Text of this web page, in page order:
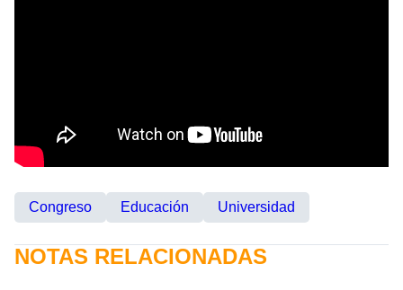
Congreso Educación Universidad
NOTAS RELACIONADAS